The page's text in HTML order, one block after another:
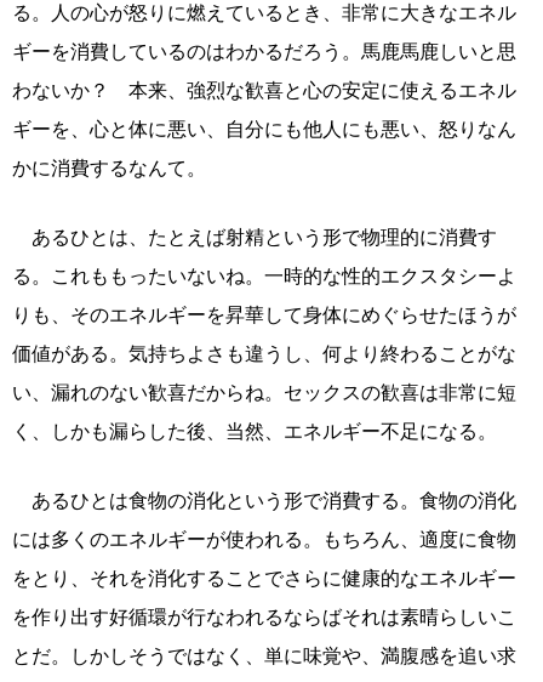
る。人の心が怒りに燃えているとき、非常に大きなエネル
ギーを消費しているのはわかるだろう。馬鹿馬鹿しいと思
わないか？ 本来、強烈な歓喜と心の安定に使えるエネル
ギーを、心と体に悪い、自分にも他人にも悪い、怒りなん
かに消費するなんて。
あるひとは、たとえば射精という形で物理的に消費す
る。これももったいないね。一時的な性的エクスタシーよ
りも、そのエネルギーを昇華して身体にめぐらせたほうが
価値がある。気持ちよさも違うし、何より終わることがな
い、漏れのない歓喜だからね。セックスの歓喜は非常に短
く、しかも漏らした後、当然、エネルギー不足になる。
あるひとは食物の消化という形で消費する。食物の消化
には多くのエネルギーが使われる。もちろん、適度に食物
をとり、それを消化することでさらに健康的なエネルギー
を作り出す好循環が行なわれるならばそれは素晴らしいこ
とだ。しかしそうではなく、単に味覚や、満腹感を追い求